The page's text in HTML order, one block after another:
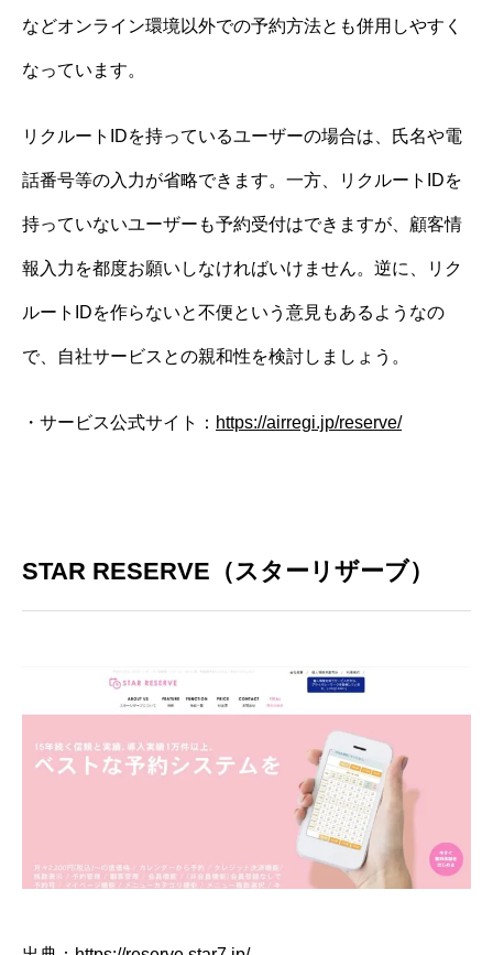
などオンライン環境以外での予約方法とも併用しやすく
なっています。
リクルートIDを持っているユーザーの場合は、氏名や電
話番号等の入力が省略できます。一方、リクルートIDを
持っていないユーザーも予約受付はできますが、顧客情
報入力を都度お願いしなければいけません。逆に、リク
ルートIDを作らないと不便という意見もあるようなの
で、自社サービスとの親和性を検討しましょう。
・サービス公式サイト： https://airregi.jp/reserve/
STAR RESERVE（スターリザーブ）